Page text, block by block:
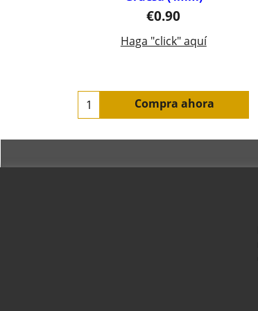
€0.90
Haga "click" aquí
Compra ahora